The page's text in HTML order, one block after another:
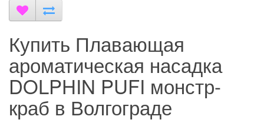
Купить Плавающая
ароматическая насадка
DOLPHIN PUFI монстр-
краб в Волгограде